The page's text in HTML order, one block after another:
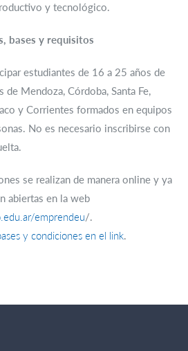
y tecnológico.
bases y requisitos
estudiantes de 16 a 25 años de
de Mendoza, Córdoba, Santa Fe,
y Corrientes formados en equipos
No es necesario inscribirse con
se realizan de manera online y ya
abiertas en la web
emprendeu/.
y condiciones en el link.